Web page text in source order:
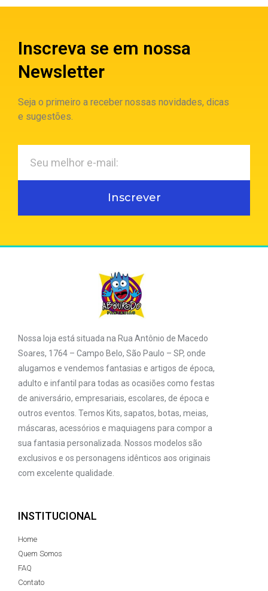
Inscreva se em nossa
Newsletter
Seja o primeiro a receber nossas novidades, dicas
e sugestões.
Inscrever
Nossa loja está situada na Rua Antônio de Macedo
Soares, 1764 – Campo Belo, São Paulo – SP, onde
alugamos e vendemos fantasias e artigos de época,
adulto e infantil para todas as ocasiões como festas
de aniversário, empresariais, escolares, de época e
outros eventos. Temos Kits, sapatos, botas, meias,
máscaras, acessórios e maquiagens para compor a
sua fantasia personalizada. Nossos modelos são
exclusivos e os personagens idênticos aos originais
com excelente qualidade.
INSTITUCIONAL
Home
Quem Somos
FAQ
Contato